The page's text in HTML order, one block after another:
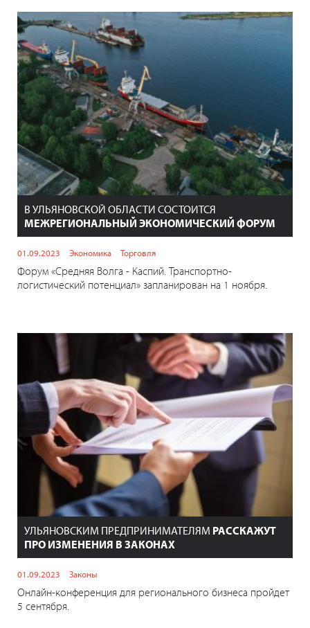
В УЛЬЯНОВСКОЙ ОБЛАСТИ СОСТОИТСЯ
МЕЖРЕГИОНАЛЬНЫЙ ЭКОНОМИЧЕСКИЙ ФОРУМ
01.09.2023 Экономика Торговля
Форум «Средняя Волга - Каспий. Транспортно-
логистический потенциал» запланирован на 1 ноября.
УЛЬЯНОВСКИМ ПРЕДПРИНИМАТЕЛЯМ РАССКАЖУТ
ПРО ИЗМЕНЕНИЯ В ЗАКОНАХ
01.09.2023 Законы
Онлайн-конференция для регионального бизнеса пройдет
5 сентября.